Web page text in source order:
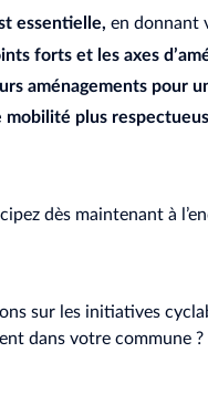
essentielle, en donnant
forts et les axes
aménagements pour
mobilité plus
dès maintenant à
sur les initiatives
dans votre commune ?